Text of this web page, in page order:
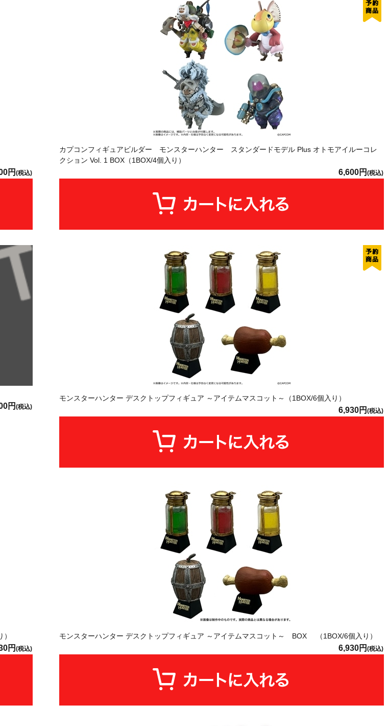
円 (税込)
カプコンフィギュアビルダー モンスターハンター スタンダードモデル Plus オトモアイルーコレ
クション Vol. 1 BOX（1BOX/4個入り）
6,600円(税込)
円 (税込)
モンスターハンター デスクトップフィギュア ～アイテムマスコット～（1BOX/6個入り）
6,930円(税込)
円 (税込)
モンスターハンター デスクトップフィギュア ～アイテムマスコット～ BOX （1BOX/6個入り）
6,930円(税込)